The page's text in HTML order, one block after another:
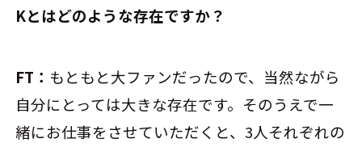
Kとはどのような存在ですか？
FT： もともと大ファンだったので、当然ながら
自分にとっては大きな存在です。そのうえで一
緒にお仕事をさせていただくと、3人それぞれの